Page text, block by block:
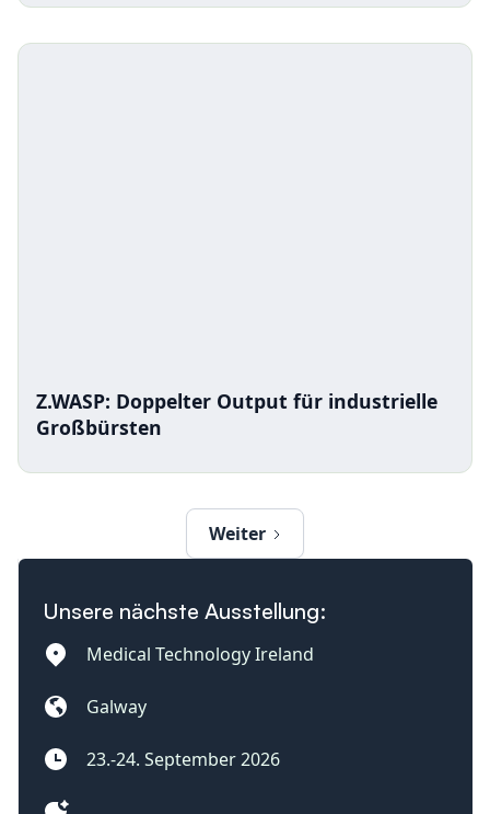
Z.WASP: Doppelter Output für industrielle
Großbürsten
Weiter
Unsere nächste Ausstellung:
Medical Technology Ireland
Galway
23.-24. September 2026